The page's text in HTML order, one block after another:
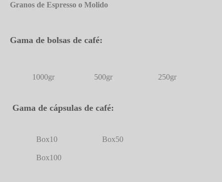
Granos de Espresso o Molido
Gama de bolsas de café:
1000gr 500gr 250gr
Gama de cápsulas de café:
Box10 Box50
Box100